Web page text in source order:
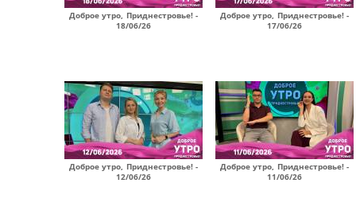
Доброе утро, Приднестровье! -
18/06/26
Доброе утро, Приднестровье! -
17/06/26
Доброе утро, Приднестровье! -
12/06/26
Доброе утро, Приднестровье! -
11/06/26